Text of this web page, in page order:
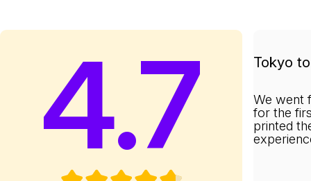
4.7 Tokyo
We went
for the
printed